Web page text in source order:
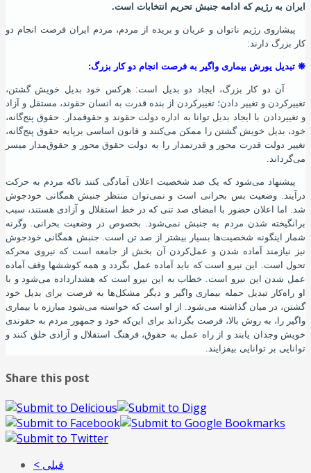
ایران به رژیم که ادامه جنبش تحریم انتخابات است.
پیشاروی رژیم ناتوان و عریان و بریده از مردم، مردم ایران فرصت انجام دو
کار بزرگ دارند:
❋ تبدیل یورش بیماری واگیر به فرصت انجام دو کار بزرگ:
آن دو کار بزرگ، ایجاد دو بدیل است: هرکس خود بدیل خویش گشتن،
تغییرکردن و تغییر دادن؛ تغییرکردن از بنده قدرت به انسان حقوند، مستقل و آزاد
و تغییردادن با ایجاد بدیل توانا به اداره دولت حقوند و حقوقمدار. حقوق پنج‌گانه،
خود، بدیل خویش گشتن را ممکن می‌کنند و قانون اساسی برپایه حقوق پنج‌گانه،
تغییر دولت قدرت محور و قدرتمدار را به دولت حقوق محور و حقوق‌مدار میسر
می‌گرداند.
پیشنهاد می‌شود که یک صد شخصیت اعلان آمادگی کنند تاکه مردم به حرکت
درآیند. وضعیت بس بحرانی است و نمی‌توان منتظر جنبش همگانی خودجوش
شد. اما اعلان حضور با امضای صد تنی که در خط استقلال و آزادی هستند، سبب
برانگیخته شدن مردم به جنبش نمی‌شود. بخصوص در وضعیت بحرانی. وگرنه
شمار اینگونه شخصیت‌ها بسیار بیشتر از صد تن است. جنبش همگانی خودجوش
نیز نیازمند آماده شدن و عمل‌کردن آن بخش از جامعه است که نیروی محرکه
تحول است. این نیرو است که باید آماده عمل بگردد و همه کوششها وقف آماده
عمل شدن این نیرو است. خطاب به این نیرو است که هشدارداده می‌شود و با
او راه‌کار تبدیل حمله بیماری واگیر و دیگر مشکل‌ها به فرصت برای بدیل خود
گشتن، در میان گذاشته می‌شود. از او است که خواسته می‌شود مبارزه با بیماری
واگیر را، به روش بالا، فرصت بگرداند برای این‌که خود و جمهور مردم به حقوندی
خویش وجدان یابند و از راه عمل به حقوق، فرهنگ استقلال و آزادی خلق کنند و
توانایی بر توانایی بیفزایند.
Share this post
< قبلی